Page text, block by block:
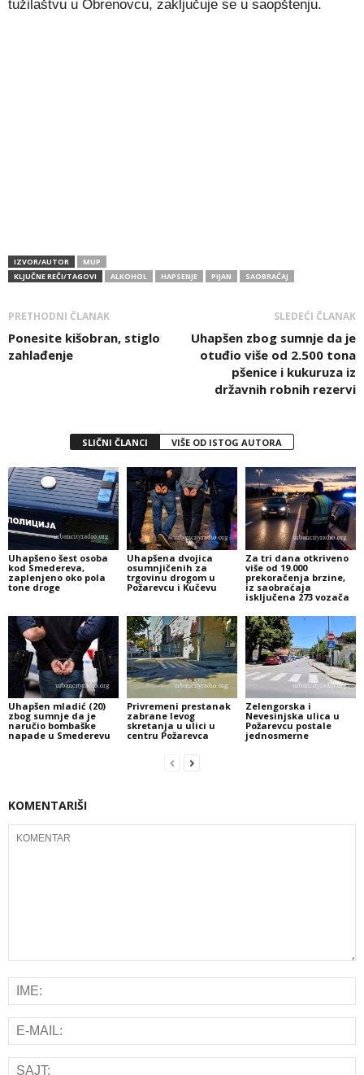
tužilaštvu u Obrenovcu, zaključuje se u saopštenju.
IZVOR/AUTOR
MUP
KLJUČNE REČI/TAGOVI
ALKOHOL HAPSENJE PIJAN SAOBRAĆAJ
PRETHODNI ČLANAK
Ponesite kišobran, stiglo
zahlađenje
SLEDEĆI ČLANAK
Uhapšen zbog sumnje da je
otuđio više od 2.500 tona
pšenice i kukuruza iz
državnih robnih rezervi
SLIČNI ČLANCI VIŠE OD ISTOG AUTORA
Uhapšeno šest osoba
kod Smedereva,
zaplenjeno oko pola
tone droge
Uhapšena dvojica
osumnjičenih za
trgovinu drogom u
Požarevcu i Kučevu
Za tri dana otkriveno
više od 19.000
prekoračenja brzine,
iz saobraćaja
isključena 273 vozača
Uhapšen mladić (20)
zbog sumnje da je
naručio bombaške
napade u Smederevu
Privremeni prestanak
zabrane levog
skretanja u ulici u
centru Požarevca
Zelengorska i
Nevesinjska ulica u
Požarevcu postale
jednosmerne
KOMENTARIŠI